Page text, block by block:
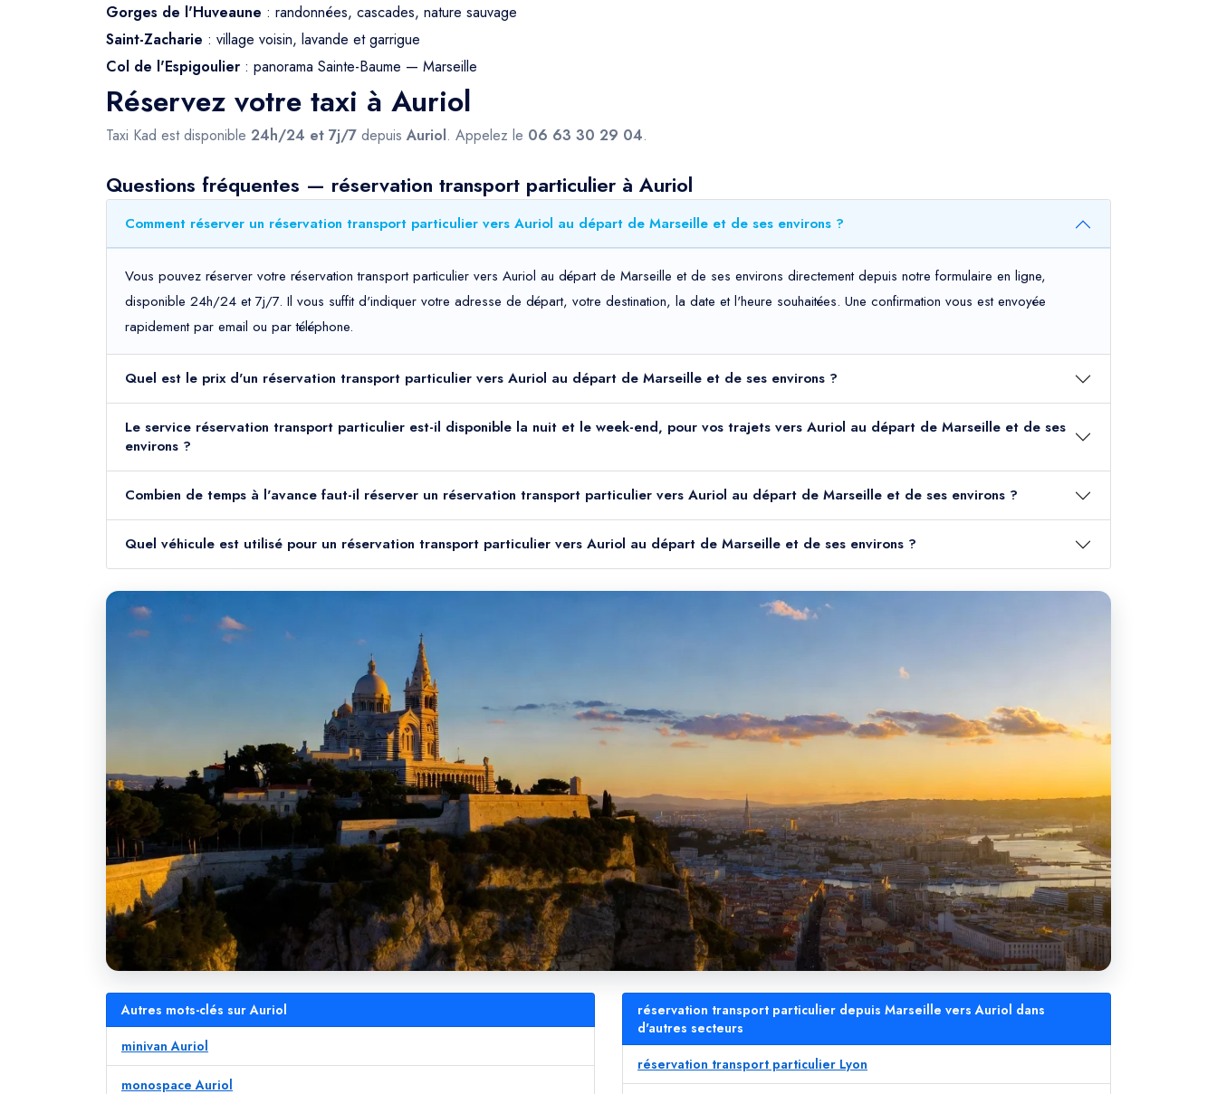
Gorges de l'Huveaune : randonnées, cascades, nature sauvage
Saint-Zacharie : village voisin, lavande et garrigue
Col de l'Espigoulier : panorama Sainte-Baume — Marseille
Réservez votre taxi à Auriol
Taxi Kad est disponible 24h/24 et 7j/7 depuis Auriol. Appelez le 06 63 30 29 04.
Questions fréquentes — réservation transport particulier à Auriol
Comment réserver un réservation transport particulier vers Auriol au départ de Marseille et de ses environs ?
Vous pouvez réserver votre réservation transport particulier vers Auriol au départ de Marseille et de ses environs directement depuis notre formulaire en ligne,
disponible 24h/24 et 7j/7. Il vous suffit d'indiquer votre adresse de départ, votre destination, la date et l'heure souhaitées. Une confirmation vous est envoyée
rapidement par email ou par téléphone.
Quel est le prix d'un réservation transport particulier vers Auriol au départ de Marseille et de ses environs ?
Le service réservation transport particulier est-il disponible la nuit et le week-end, pour vos trajets vers Auriol au départ de Marseille et de ses
environs ?
Combien de temps à l'avance faut-il réserver un réservation transport particulier vers Auriol au départ de Marseille et de ses environs ?
Quel véhicule est utilisé pour un réservation transport particulier vers Auriol au départ de Marseille et de ses environs ?
Autres mots-clés sur Auriol
minivan Auriol
monospace Auriol
réservation transport particulier depuis Marseille vers Auriol dans
d'autres secteurs
réservation transport particulier Lyon